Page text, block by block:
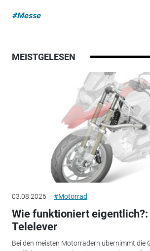
#Messe
MEISTGELESEN
03.08.2026 #Motorrad
Wie funktioniert eigentlich?:
Telelever
Bei den meisten Motorrädern übernimmt die